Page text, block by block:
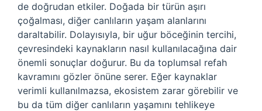
de doğrudan etkiler. Doğada bir türün aşırı
çoğalması, diğer canlıların yaşam alanlarını
daraltabilir. Dolayısıyla, bir uğur böceğinin tercihi,
çevresindeki kaynakların nasıl kullanılacağına dair
önemli sonuçlar doğurur. Bu da toplumsal refah
kavramını gözler önüne serer. Eğer kaynaklar
verimli kullanılmazsa, ekosistem zarar görebilir ve
bu da tüm diğer canlıların yaşamını tehlikeye